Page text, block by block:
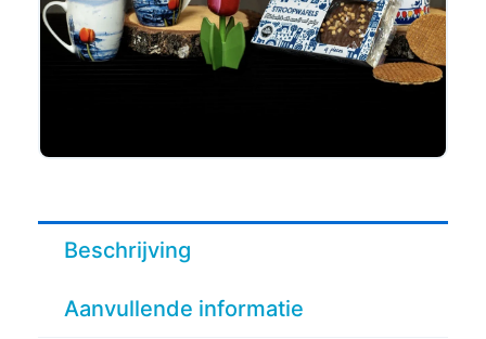
Beschrijving
Aanvullende informatie